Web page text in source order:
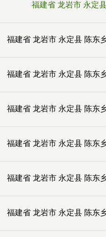
福建省 龙岩市 永定
福建省 龙岩市 永定县 陈东
福建省 龙岩市 永定县 陈东
福建省 龙岩市 永定县 陈东
福建省 龙岩市 永定县 陈东
福建省 龙岩市 永定县 陈东
福建省 龙岩市 永定县 陈东